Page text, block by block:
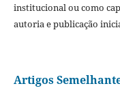
institucional ou como
autoria e publicação
Artigos